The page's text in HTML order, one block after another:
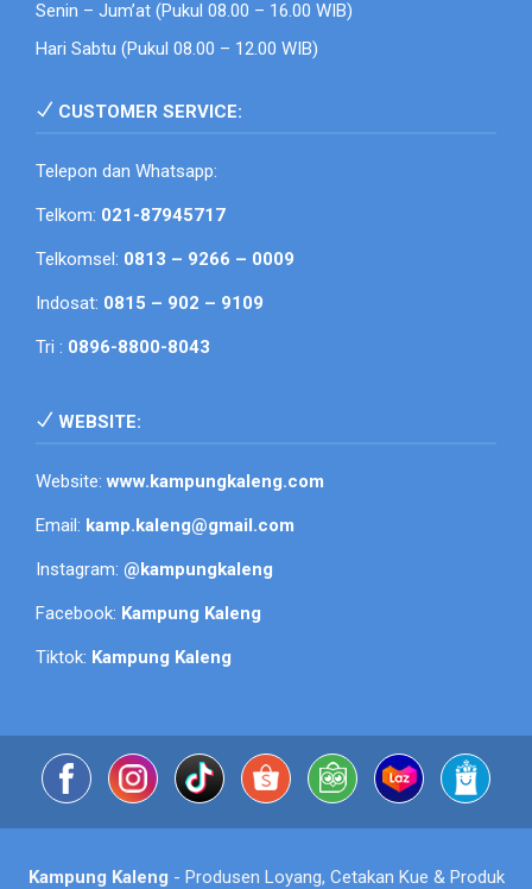
Senin – Jum’at (Pukul 08.00 – 16.00 WIB)
Hari Sabtu (Pukul 08.00 – 12.00 WIB)
CUSTOMER SERVICE:
Telepon dan Whatsapp:
Telkom: 021-87945717
Telkomsel: 0813 – 9266 – 0009
Indosat: 0815 – 902 – 9109
Tri : 0896-8800-8043
WEBSITE:
Website:www.kampungkaleng.com
Email: kamp.kaleng@gmail.com
Instagram: @kampungkaleng
Facebook: Kampung Kaleng
Tiktok: Kampung Kaleng
Kampung Kaleng - Produsen Loyang, Cetakan Kue & Produk